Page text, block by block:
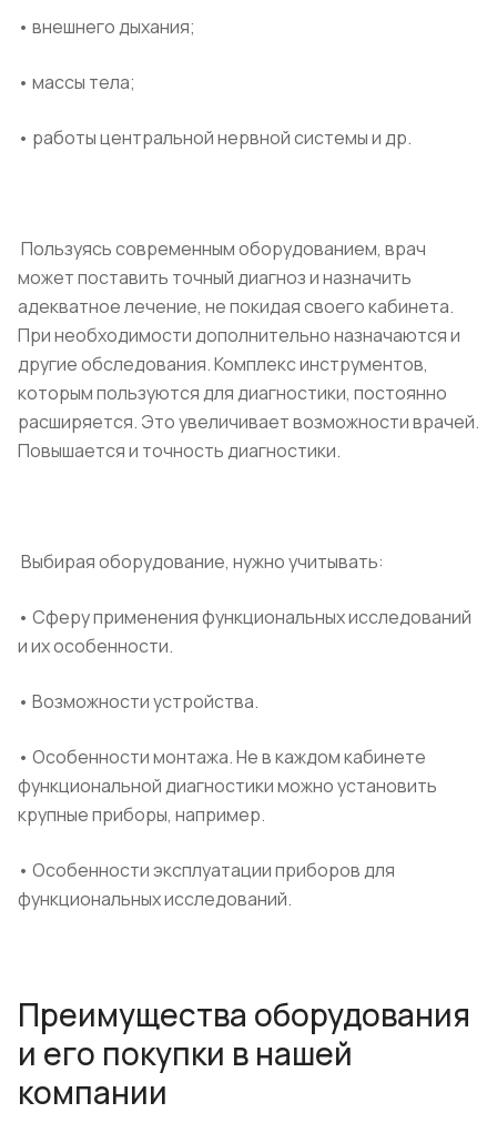
• внешнего дыхания;
• массы тела;
• работы центральной нервной системы и др.
Пользуясь современным оборудованием, врач
может поставить точный диагноз и назначить
адекватное лечение, не покидая своего кабинета.
При необходимости дополнительно назначаются и
другие обследования. Комплекс инструментов,
которым пользуются для диагностики, постоянно
расширяется. Это увеличивает возможности врачей.
Повышается и точность диагностики.
Выбирая оборудование, нужно учитывать:
• Сферу применения функциональных исследований
и их особенности.
• Возможности устройства.
• Особенности монтажа.Не в каждом кабинете
функциональной диагностики можно установить
крупные приборы, например.
• Особенности эксплуатации приборов для
функциональных исследований.
Преимущества оборудования
и его покупки в нашей
компании